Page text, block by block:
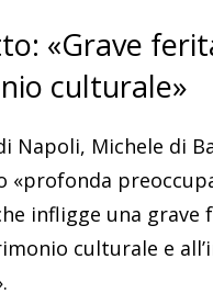
«Grave
culturale»
Napoli, Michele di
«profonda
infligge una grave
culturale e